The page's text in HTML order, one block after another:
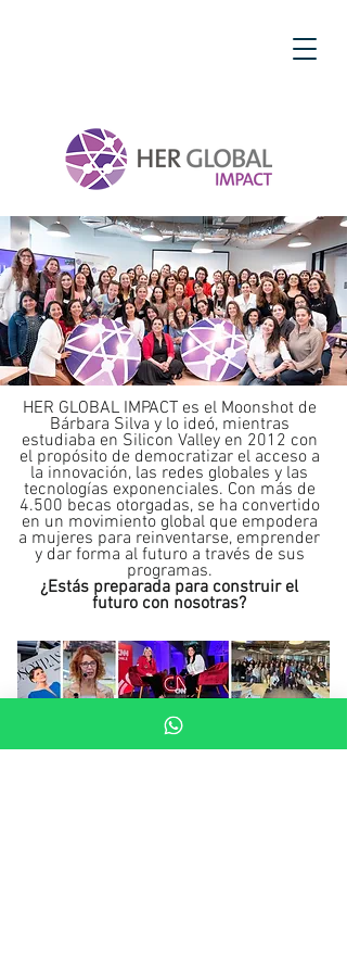
HER GLOBAL IMPACT es el Moonshot de
Bárbara Silva y lo ideó, mientras
estudiaba en Silicon Valley en 2012 con
el propósito de democratizar el acceso a
la innovación, las redes globales y las
tecnologías exponenciales. Con más de
4.500 becas otorgadas, se ha convertido
en un movimiento global que empodera
a mujeres para reinventarse, emprender
y dar forma al futuro a través de sus
programas.
¿Estás preparada para construir el
futuro con nosotras?